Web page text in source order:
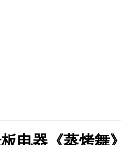
电器《蒸烤舞